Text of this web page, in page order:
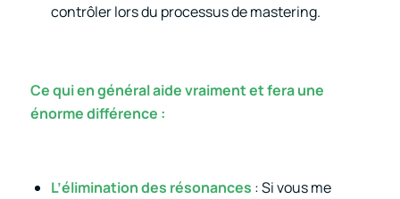
contrôler lors du processus de mastering.
Ce qui en général aide vraiment et fera une
énorme différence :
L’élimination des résonances : Si vous me